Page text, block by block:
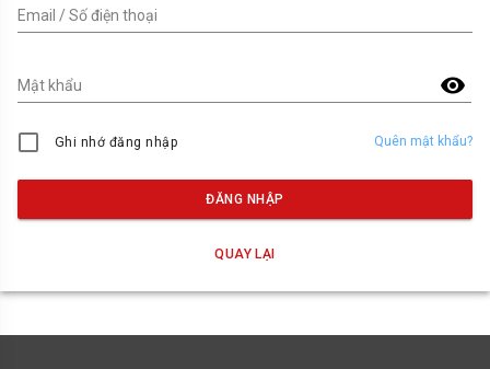
Email / Số điện thoại
visibility
Mật khẩu
Ghi nhớ đăng nhập Quên mật khẩu?
ĐĂNG NHẬP
QUAY LẠI